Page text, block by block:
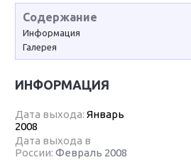
Содержание
Информация
Галерея
ИНФОРМАЦИЯ
Дата выхода:Январь
2008
Дата выхода в
России:Февраль 2008